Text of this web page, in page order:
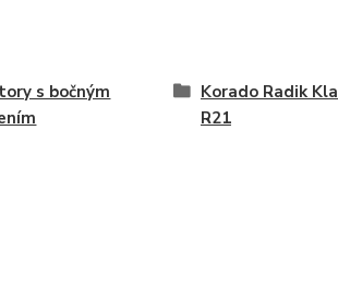
s bočným
Korado Radik
R21